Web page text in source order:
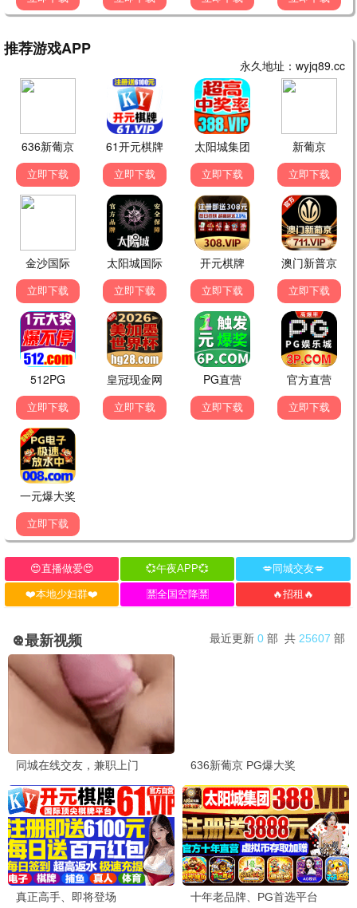
庆余年3
古装 / 权谋 / 爆款
封神第二部
神话 / 古装 / 战争
最新电影
流浪地球3
2026 / 科幻 / 灾难